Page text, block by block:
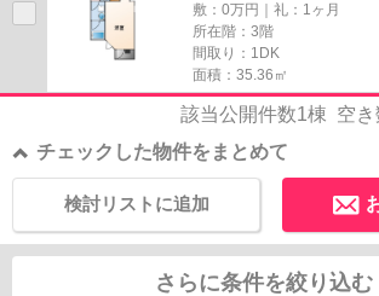
敷：0万円｜礼：1ヶ月
所在階：3階
間取り：1DK
面積：35.36㎡
該当公開件数1棟 空き
チェックした物件をまとめて
検討リストに追加
さらに条件を絞り込む